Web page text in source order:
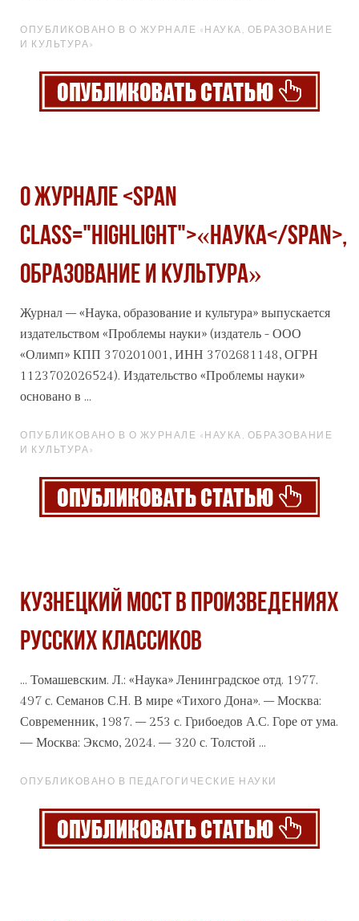
ОПУБЛИКОВАНО В О ЖУРНАЛЕ «НАУКА, ОБРАЗОВАНИЕ
И КУЛЬТУРА»
О журнале <span
class="highlight">«Наука</span>,
образование и культура»
Журнал –«Наука, образование и культура» выпускается
издательством «Проблемы науки» (издатель - ООО
«Олимп» КПП 370201001, ИНН 3702681148, ОГРН
1123702026524). Издательство «Проблемы науки»
основано в ...
ОПУБЛИКОВАНО В О ЖУРНАЛЕ «НАУКА, ОБРАЗОВАНИЕ
И КУЛЬТУРА»
КУЗНЕЦКИЙ МОСТ В ПРОИЗВЕДЕНИЯХ
РУССКИХ КЛАССИКОВ
... Томашевским. Л.: «Наука» Ленинградское отд. 1977.
497 с. Семанов С.Н. В мире «Тихого Дона». – Москва:
Современник, 1987. – 253 с. Грибоедов А.С. Горе от ума.
— Москва: Эксмо, 2024. — 320 с. Толстой ...
ОПУБЛИКОВАНО В ПЕДАГОГИЧЕСКИЕ НАУКИ